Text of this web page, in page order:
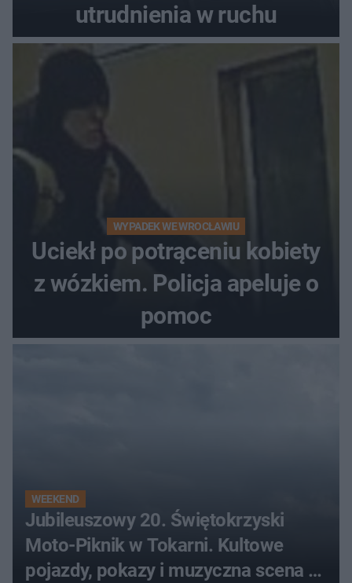
utrudnienia w ruchu
WYPADEK WE WROCŁAWIU
Uciekł po potrąceniu kobiety
z wózkiem. Policja apeluje o
pomoc
WEEKEND
Jubileuszowy 20. Świętokrzyski
Moto-Piknik w Tokarni. Kultowe
pojazdy, pokazy i muzyczna scena w